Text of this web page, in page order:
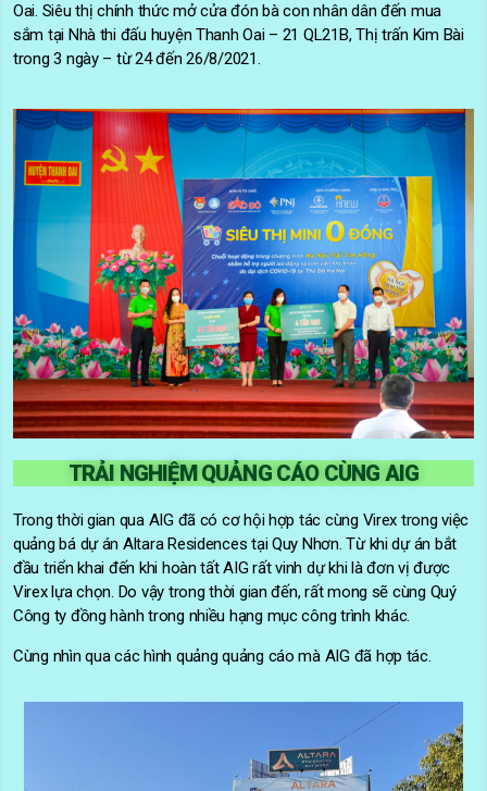
Oai. Siêu thị chính thức mở cửa đón bà con nhân dân đến mua
sắm tại Nhà thi đấu huyện Thanh Oai – 21 QL21B, Thị trấn Kim Bài
trong 3 ngày – từ 24 đến 26/8/2021.
TRẢI NGHIỆM QUẢNG CÁO CÙNG AIG
Trong thời gian qua AIG đã có cơ hội hợp tác cùng Virex trong việc
quảng bá dự án Altara Residences tại Quy Nhơn. Từ khi dự án bắt
đầu triển khai đến khi hoàn tất AIG rất vinh dự khi là đơn vị được
Virex lựa chọn. Do vậy trong thời gian đến, rất mong sẽ cùng Quý
Công ty đồng hành trong nhiều hạng mục công trình khác.
Cùng nhìn qua các hình quảng quảng cáo mà AIG đã hợp tác.